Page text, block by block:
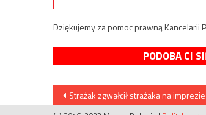
Dziękujemy za pomoc prawną Kancelarii
PODOBA CI
Nawigacja
Strażak zgwałcił strażaka na